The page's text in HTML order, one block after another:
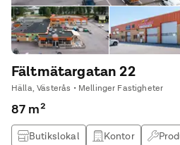
Fältmätargatan 22
Hälla, Västerås • Mellinger Fastigheter
87 m²
Butikslokal Kontor